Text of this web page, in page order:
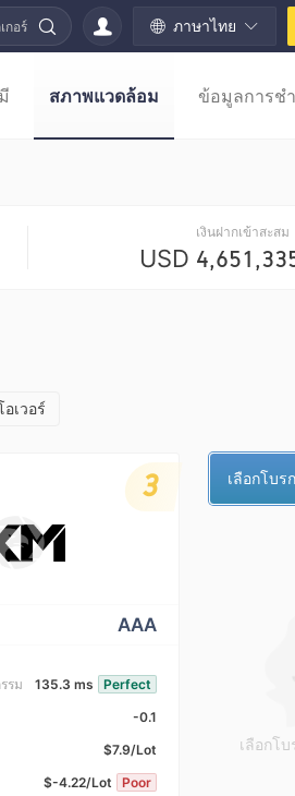
กอร์ ภาษาไทย
สภาพแวดล้อม ข้อมูลการช
เงินฝากเข้าสะสม
USD
เวอร์
AAA
รม 135.3 ms
Perfect
-0.1
$7.9/Lot
$-4.22/Lot
Poor
3 เลือกโบร
เลือกโบ